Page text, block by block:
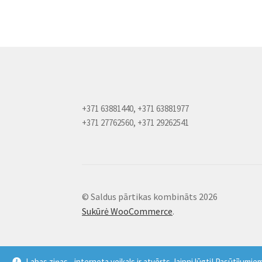
+371 63881440, +371 63881977
+371 27762560, +371 29262541
© Saldus pārtikas kombināts 2026
Sukūrė WooCommerce.